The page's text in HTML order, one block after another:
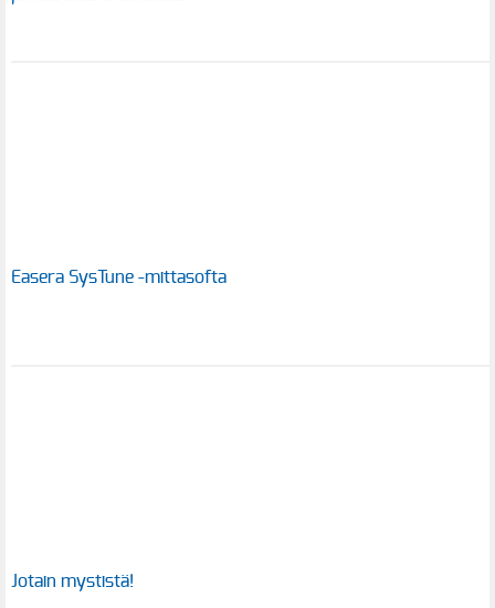
Easera SysTune -mittasofta
Jotain mystistä!